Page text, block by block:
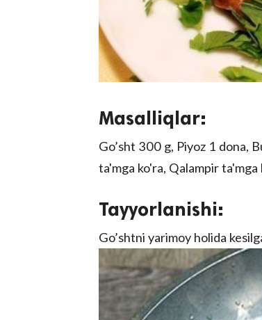
Masalliqlar:
Go’sht 300 g, Piyoz 1 dona,
ta'mga ko'ra, Qalampir
Tayyorlanishi:
Go’shtni yarimoy holida